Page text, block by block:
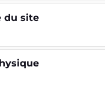
du site